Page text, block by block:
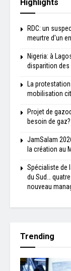
Highlights
RDC: un
meurtre d'un
Nigeria: à
disparition
La
mobilisation
Projet de
besoin de gaz?
JamSalam
la création au
Spécialiste de
du Sud…
nouveau
Trending